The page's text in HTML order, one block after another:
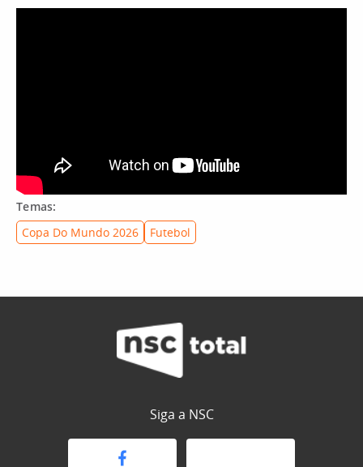
Temas:
Copa Do Mundo 2026
Futebol
Siga a NSC